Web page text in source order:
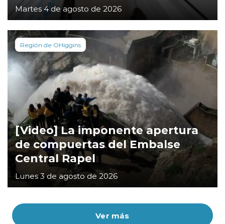
Ver más
Martes 4 de agosto de 2026
Región de OHiggins
[Video] La imponente apertura
de compuertas del Embalse
Central Rapel
Lunes 3 de agosto de 2026